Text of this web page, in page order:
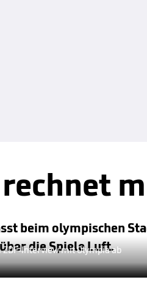
beim olympischen
die Spiele Luft.
Interview mit Olympia ab